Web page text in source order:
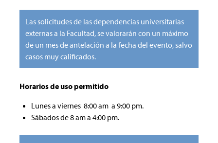
Las solicitudes de las dependencias universitarias
externas a la Facultad, se valorarán con un máximo
de un mes de antelación a la fecha del evento, salvo
casos muy calificados.
Horarios de uso permitido
Lunes a viernes 8:00 am a 9:00 pm.
Sábados de 8 am a 4:00 pm.